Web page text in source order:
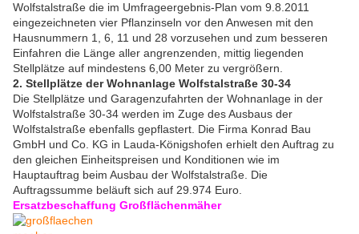
Wolfstalstraße die im Umfrageergebnis-Plan vom 9.8.2011
eingezeichneten vier Pflanzinseln vor den Anwesen mit den
Hausnummern 1, 6, 11 und 28 vorzusehen und zum besseren
Einfahren die Länge aller angrenzenden, mittig liegenden
Stellplätze auf mindestens 6,00 Meter zu vergrößern.
2. Stellplätze der Wohnanlage Wolfstalstraße 30-34
Die Stellplätze und Garagenzufahrten der Wohnanlage in der
Wolfstalstraße 30-34 werden im Zuge des Ausbaus der
Wolfstalstraße ebenfalls gepflastert. Die Firma Konrad Bau
GmbH und Co. KG in Lauda-Königshofen erhielt den Auftrag zu
den gleichen Einheitspreisen und Konditionen wie im
Hauptauftrag beim Ausbau der Wolfstalstraße. Die
Auftragssumme beläuft sich auf 29.974 Euro.
Ersatzbeschaffung Großflächenmäher